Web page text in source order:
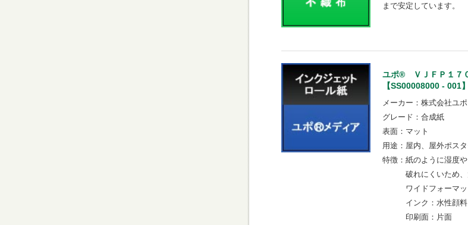
まで安定しています。
ユポ® ＶＪＦＰ１７
【SS00008000 - 001】
メーカー：株式会社ユポ
グレード：合成紙
表面：マット
用途：屋内、屋外ポス
特徴：紙のように湿度
破れにくいた
ワイドフォーマット
インク：水
印刷面：